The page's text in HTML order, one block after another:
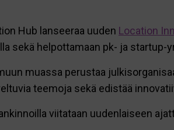
Hub lanseeraa uuden Location
sekä helpottamaan pk- ja
muassa perustaa
teemoja sekä edistää
viitataan uudenlaiseen